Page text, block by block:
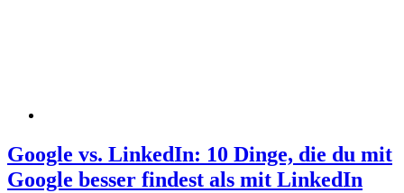
Google vs. LinkedIn: 10 Dinge, die du mit
Google besser findest als mit LinkedIn